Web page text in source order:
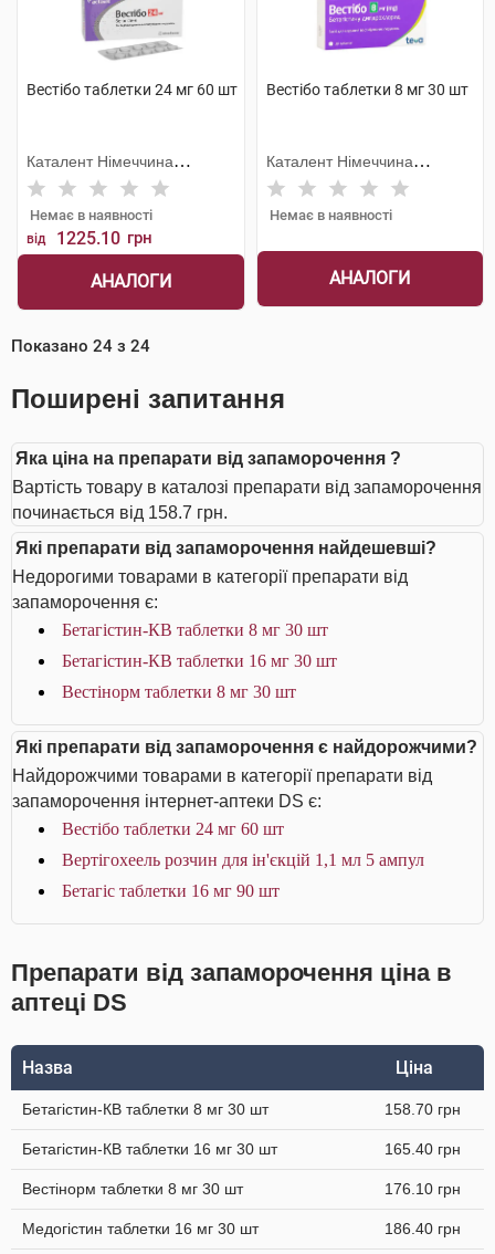
Вестібо таблетки 24 мг 60 шт
Каталент Німеччина
Шорндорф ГмбХ
Немає в наявності
від 1225.10 грн
АНАЛОГИ
Вестібо таблетки 8 мг 30 шт
Каталент Німеччина
Шорндорф ГмбХ
Немає в наявності
АНАЛОГИ
Показано 24 з 24
Поширені запитання
Яка ціна на препарати від запаморочення ?
Вартість товару в каталозі препарати від запаморочення
починається від 158.7 грн.
Які препарати від запаморочення найдешевші?
Недорогими товарами в категорії препарати від
запаморочення є:
Бетагістин-КВ таблетки 8 мг 30 шт
Бетагістин-КВ таблетки 16 мг 30 шт
Вестінорм таблетки 8 мг 30 шт
Які препарати від запаморочення є найдорожчими?
Найдорожчими товарами в категорії препарати від
запаморочення інтернет-аптеки DS є:
Вестібо таблетки 24 мг 60 шт
Вертігохеель розчин для ін'єкцій 1,1 мл 5 ампул
Бетагіс таблетки 16 мг 90 шт
Препарати від запаморочення ціна в
аптеці DS
Назва Ціна
Бетагістин-КВ таблетки 8 мг 30 шт 158.70 грн
Бетагістин-КВ таблетки 16 мг 30 шт 165.40 грн
Вестінорм таблетки 8 мг 30 шт 176.10 грн
Медогістин таблетки 16 мг 30 шт 186.40 грн